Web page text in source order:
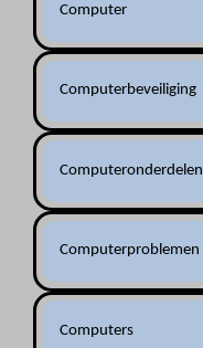
Computer
Computerbeveiliging
Computeronderdelen
Computerproblemen
Computers